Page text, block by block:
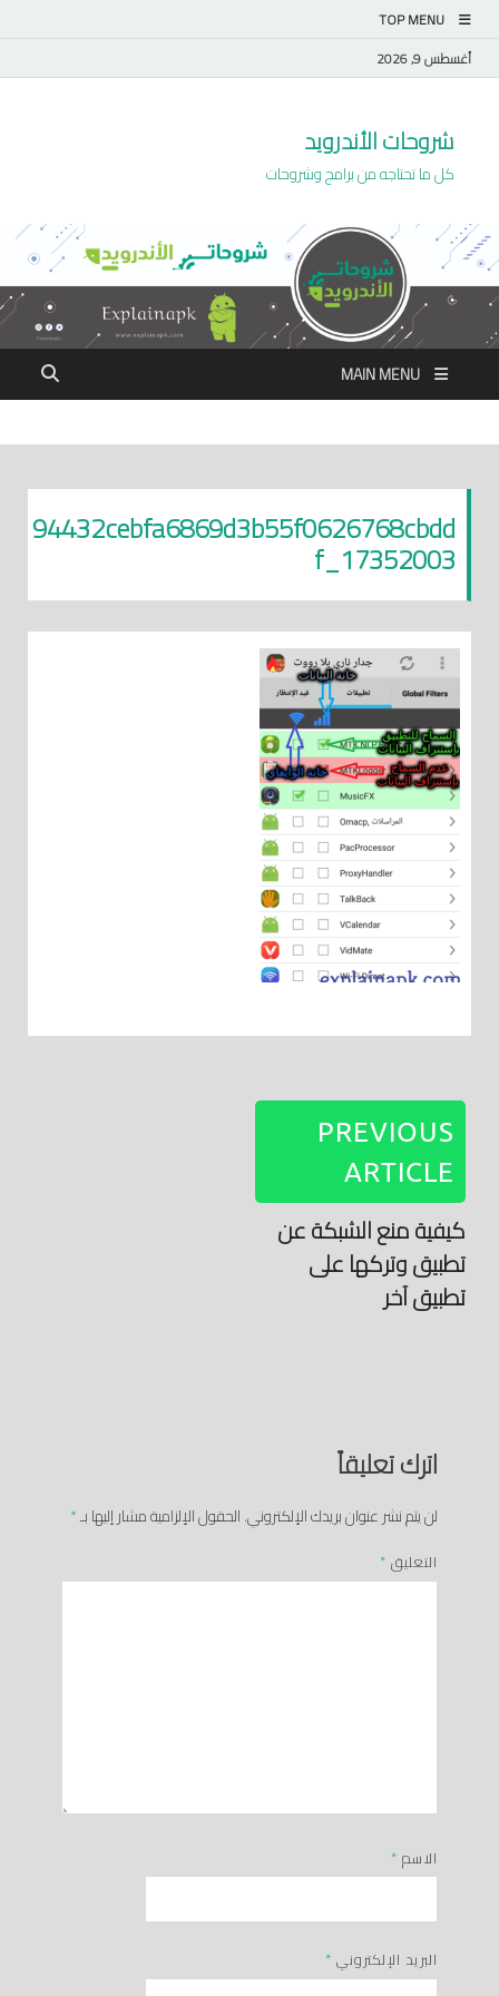
TOP MENU
أغسطس 9, 2026
شروحات الأندرويد
كل ما تحتاجه من برامج وشروحات
MAIN MENU
94432cebfa6869d3b55f0626768cbdd
f_17352003
PREVIOUS
ARTICLE
كيفية منع الشبكة عن
تطبيق وتركها على
تطبيق آخر
اترك تعليقاً
لن يتم نشر عنوان بريدك الإلكتروني.الحقول الإلزامية مشار إليها بـ*
التعليق *
الاسم *
البريد الإلكتروني *